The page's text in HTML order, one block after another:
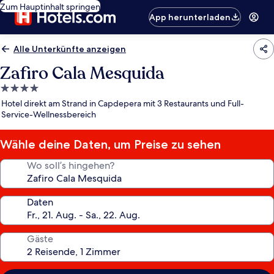
Zum Hauptinhalt springen
App herunterladen
Alle Unterkünfte anzeigen
Zafiro Cala Mesquida
4.0-
Sterne-
Unterkunft
Hotel direkt am Strand in Capdepera mit 3 Restaurants und Full-
Service-Wellnessbereich
Wähle deine Daten, um Preise zu sehen
Wo soll’s hingehen?
Daten
Gäste